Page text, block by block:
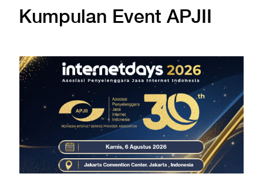
Kumpulan Event APJII